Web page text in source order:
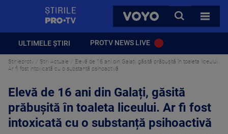
VOYO
CAUTA
TOATE
ULTIMELE ȘTIRI PROTV NEWS LIVE
Stirileprotv Știri Actuale
Elevă de 16 ani din Galați, găsită prăbușită în toaleta liceului.
Ar fi fost intoxicată cu o substanță psihoactivă
Elevă de 16 ani din Galați, găsită
prăbușită în toaleta liceului. Ar fi fost
intoxicată cu o substanță psihoactivă